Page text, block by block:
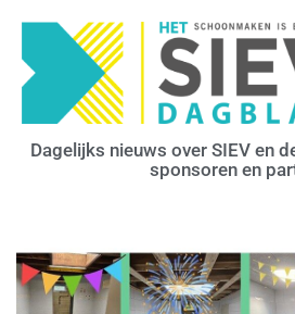
Dagelijks nieuws over SIEV en
sponsoren en